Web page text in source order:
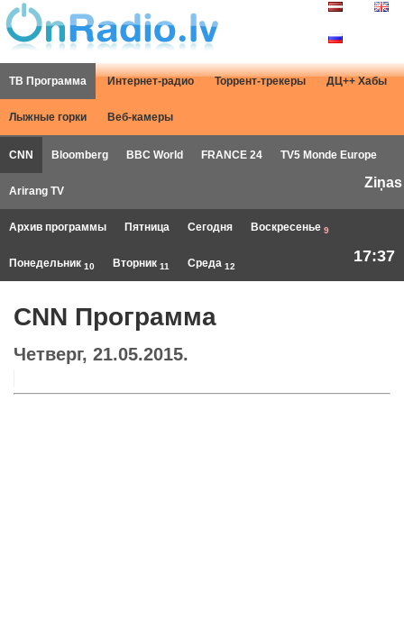
ТВ Программа Интернет-радио Торрент-трекеры ДЦ++ Хабы
Лыжные горки Веб-камеры
CNN Bloomberg BBC World FRANCE 24 TV5 Monde Europe
Arirang TV
Ziņas
Архив программы Пятница Сегодня Воскресенье 9
Понедельник 10 Вторник 11 Среда 12
17:37
CNN Программа
Четверг, 21.05.2015.